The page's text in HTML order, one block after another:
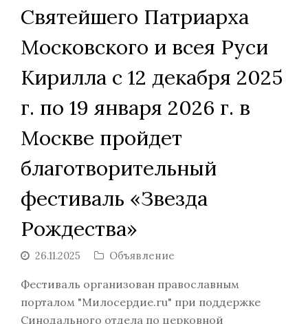
Святейшего Патриарха
Московского и всея Руси
Кирилла с 12 декабря 2025
г. по 19 января 2026 г. в
Москве пройдет
благотворительный
фестиваль «Звезда
Рождества»
26.11.2025 Объявление
Фестиваль организован православным
порталом "Милосердие.ru" при поддержке
Синодального отдела по церковной